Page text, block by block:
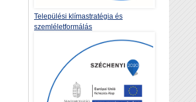
Települési klímastratégia és
szemléletformálás